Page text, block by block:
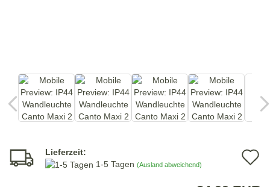
Lieferzeit:
1-5 Tagen (Ausland abweichend)